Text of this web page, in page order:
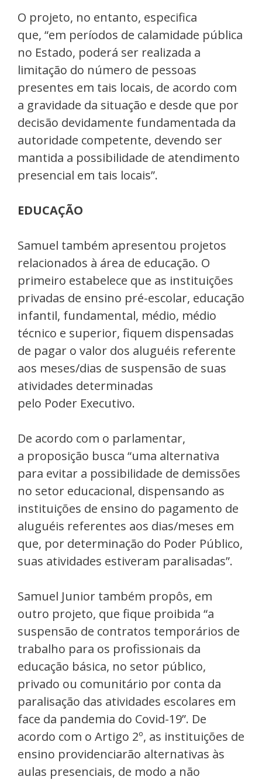
O projeto, no entanto, especifica
que, “em períodos de calamidade pública
no Estado, poderá ser realizada a
limitação do número de pessoas
presentes em tais locais, de acordo com
a gravidade da situação e desde que por
decisão devidamente fundamentada da
autoridade competente, devendo ser
mantida a possibilidade de atendimento
presencial em tais locais”.
EDUCAÇÃO
Samuel também apresentou projetos
relacionados à área de educação. O
primeiro estabelece que as instituições
privadas de ensino pré-escolar, educação
infantil, fundamental, médio, médio
técnico e superior, fiquem dispensadas
de pagar o valor dos aluguéis referente
aos meses/dias de suspensão de suas
atividades determinadas
pelo Poder Executivo.
De acordo com o parlamentar,
a proposição busca “uma alternativa
para evitar a possibilidade de demissões
no setor educacional, dispensando as
instituições de ensino do pagamento de
aluguéis referentes aos dias/meses em
que, por determinação do Poder Público,
suas atividades estiveram paralisadas”.
Samuel Junior também propôs, em
outro projeto, que fique proibida “a
suspensão de contratos temporários de
trabalho para os profissionais da
educação básica, no setor público,
privado ou comunitário por conta da
paralisação das atividades escolares em
face da pandemia do Covid-19”. De
acordo com o Artigo 2º, as instituições de
ensino providenciarão alternativas às
aulas presenciais, de modo a não